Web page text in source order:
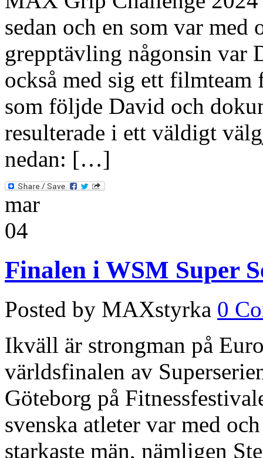
sedan och en som var med
grepptävling någonsin var
också med sig ett
som följde David och
resulterade i ett väldigt
nedan: […]
mar
04
Finalen i WSM Super
Posted by MAXstyrka 0
Ikväll är strongman på
världsfinalen av
Göteborg på
svenska atleter var med
starkaste män, nämligen